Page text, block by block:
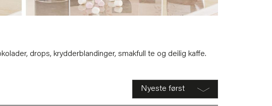
drops, krydderblandinger, smakfull te og deilig kaffe.